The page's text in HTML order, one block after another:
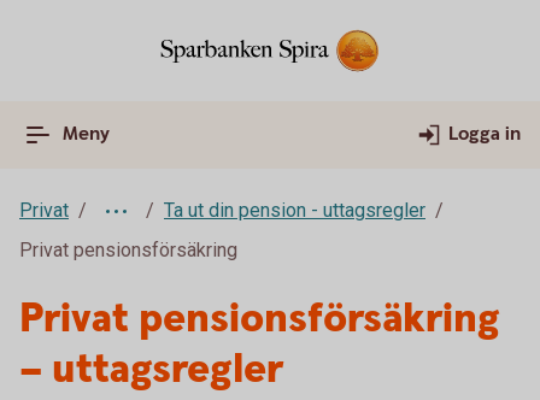
Meny Logga in
Privat
Ta ut din pension - uttagsregler
Privat pensionsförsäkring
Privat pensionsförsäkring
– uttagsregler